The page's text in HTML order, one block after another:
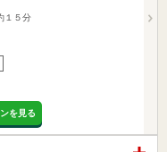
１５分
を見る